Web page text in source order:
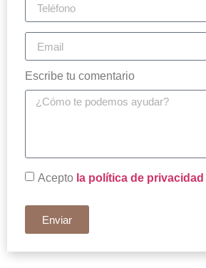
Escribe tu comentario
Acepto la política de privacidad
Enviar